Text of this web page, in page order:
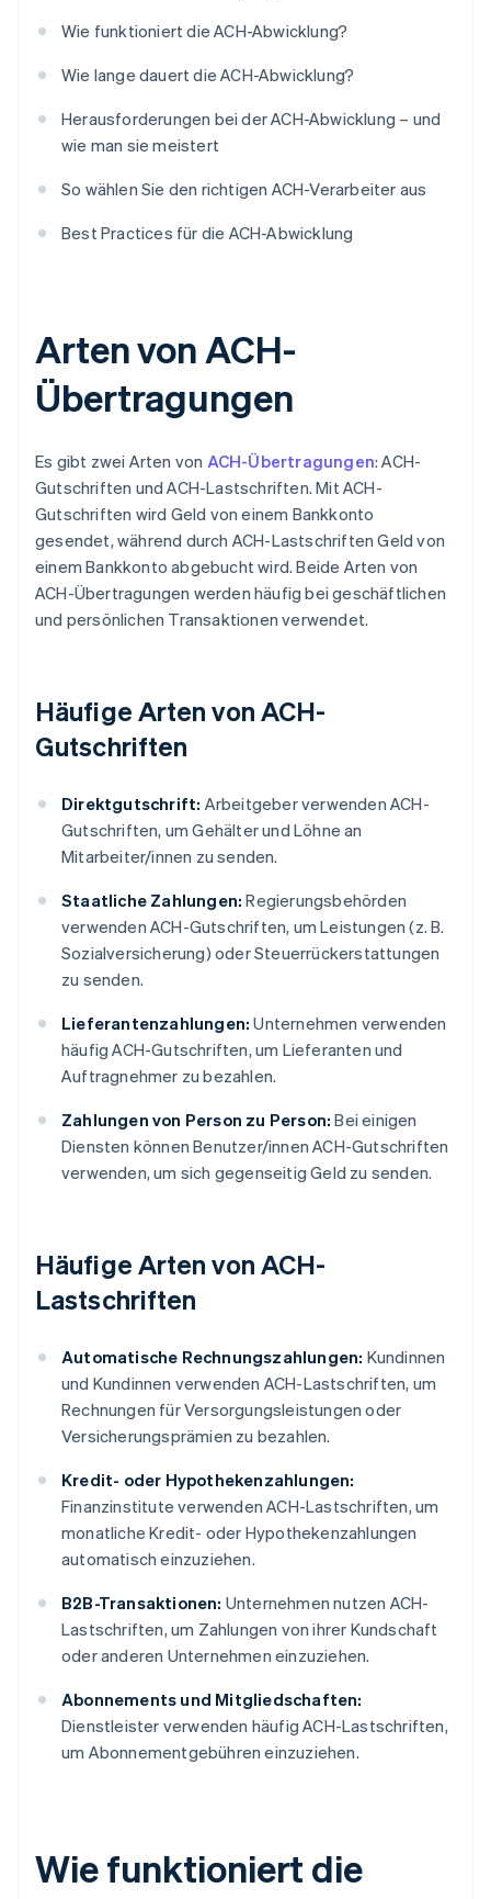
Wie funktioniert die ACH-Abwicklung?
Wie lange dauert die ACH-Abwicklung?
Herausforderungen bei der ACH-Abwicklung – und
wie man sie meistert
So wählen Sie den richtigen ACH-Verarbeiter aus
Best Practices für die ACH-Abwicklung
Arten von ACH-
Übertragungen
Es gibt zwei Arten von ACH-Übertragungen: ACH-
Gutschriften und ACH-Lastschriften. Mit ACH-
Gutschriften wird Geld von einem Bankkonto
gesendet, während durch ACH-Lastschriften Geld von
einem Bankkonto abgebucht wird. Beide Arten von
ACH-Übertragungen werden häufig bei geschäftlichen
und persönlichen Transaktionen verwendet.
Häufige Arten von ACH-
Gutschriften
Direktgutschrift: Arbeitgeber verwenden ACH-
Gutschriften, um Gehälter und Löhne an
Mitarbeiter/innen zu senden.
Staatliche Zahlungen: Regierungsbehörden
verwenden ACH-Gutschriften, um Leistungen (z. B.
Sozialversicherung) oder Steuerrückerstattungen
zu senden.
Lieferantenzahlungen: Unternehmen verwenden
häufig ACH-Gutschriften, um Lieferanten und
Auftragnehmer zu bezahlen.
Zahlungen von Person zu Person: Bei einigen
Diensten können Benutzer/innen ACH-Gutschriften
verwenden, um sich gegenseitig Geld zu senden.
Häufige Arten von ACH-
Lastschriften
Automatische Rechnungszahlungen: Kundinnen
und Kundinnen verwenden ACH-Lastschriften, um
Rechnungen für Versorgungsleistungen oder
Versicherungsprämien zu bezahlen.
Kredit- oder Hypothekenzahlungen:
Finanzinstitute verwenden ACH-Lastschriften, um
monatliche Kredit- oder Hypothekenzahlungen
automatisch einzuziehen.
B2B-Transaktionen: Unternehmen nutzen ACH-
Lastschriften, um Zahlungen von ihrer Kundschaft
oder anderen Unternehmen einzuziehen.
Abonnements und Mitgliedschaften:
Dienstleister verwenden häufig ACH-Lastschriften,
um Abonnementgebühren einzuziehen.
Wie funktioniert die